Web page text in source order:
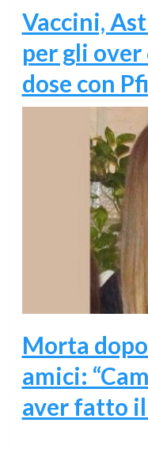
Vaccini,
per gli over
dose con
Morta
amici:
aver fatto il